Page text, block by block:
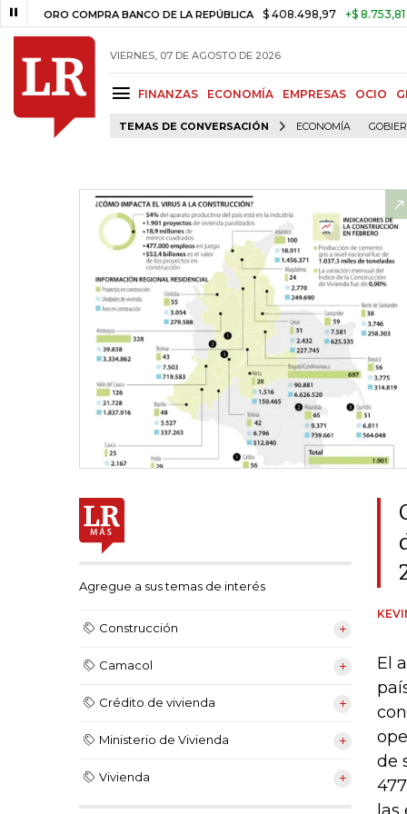
ORO COMPRA BANCO DE LA REPÚBLICA $ 408.498,97 +$ 8.753,81 +2,19%
VIERNES, 07 DE AGOSTO DE 2026
FINANZAS ECONOMÍA EMPRESAS OCIO
TEMAS DE CONVERSACIÓN ECONOMÍA
Agregue a sus temas de interés
Construcción
Camacol
Crédito de vivienda
Ministerio de Vivienda
Vivienda
El
de